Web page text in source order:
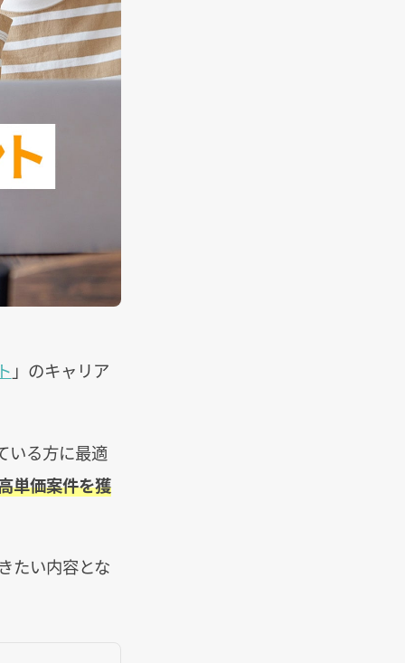
」のキャリア
いる方に最適
単価案件を獲
たい内容とな